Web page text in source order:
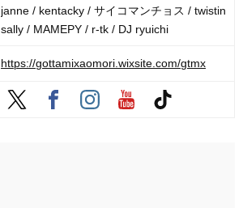
janne / kentacky / サイコマンチョス / twistin
sally / MAMEPY / r-tk / DJ ryuichi
https://gottamixaomori.wixsite.com/gtmx